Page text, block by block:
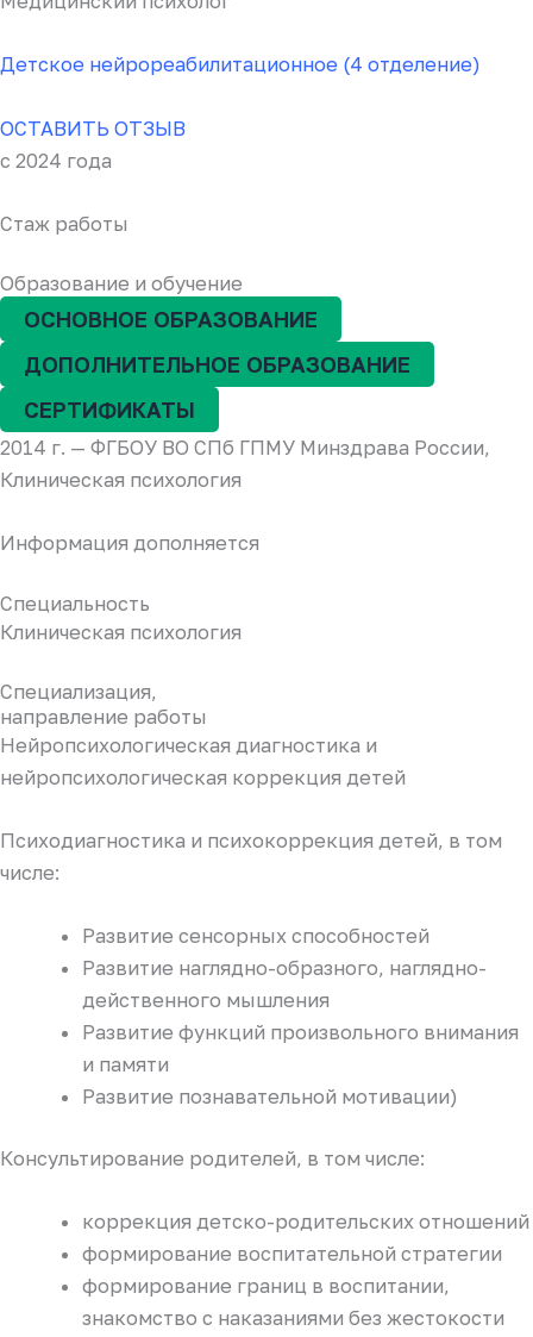
Детское нейрореабилитационное (4 отделение)
ОСТАВИТЬ ОТЗЫВ
с 2024 года
Стаж работы
Образование и обучение
ОСНОВНОЕ ОБРАЗОВАНИЕ
ДОПОЛНИТЕЛЬНОЕ ОБРАЗОВАНИЕ
СЕРТИФИКАТЫ
2014 г. — ФГБОУ ВО СПб ГПМУ Минздрава России,
Клиническая психология
Информация дополняется
Специальность
Клиническая психология
Специализация,
направление работы
Нейропсихологическая диагностика и
нейропсихологическая коррекция детей
Психодиагностика и психокоррекция детей, в том
числе:
Развитие сенсорных способностей
Развитие наглядно-образного, наглядно-
действенного мышления
Развитие функций произвольного внимания
и памяти
Развитие познавательной мотивации)
Консультирование родителей, в том числе:
коррекция детско-родительских отношений
формирование воспитательной стратегии
формирование границ в воспитании,
знакомство с наказаниями без жестокости